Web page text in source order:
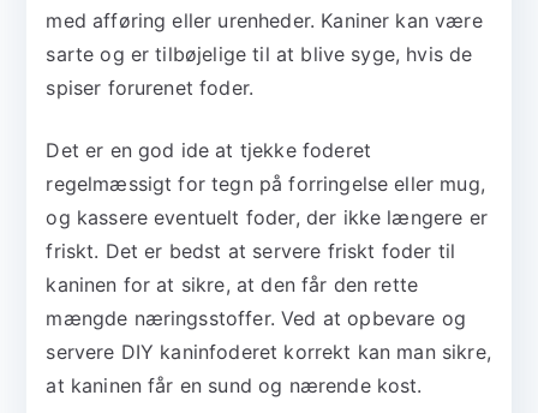
med afføring eller urenheder. Kaniner kan være
sarte og er tilbøjelige til at blive syge, hvis de
spiser forurenet foder.
Det er en god ide at tjekke foderet
regelmæssigt for tegn på forringelse eller mug,
og kassere eventuelt foder, der ikke længere er
friskt. Det er bedst at servere friskt foder til
kaninen for at sikre, at den får den rette
mængde næringsstoffer. Ved at opbevare og
servere DIY kaninfoderet korrekt kan man sikre,
at kaninen får en sund og nærende kost.